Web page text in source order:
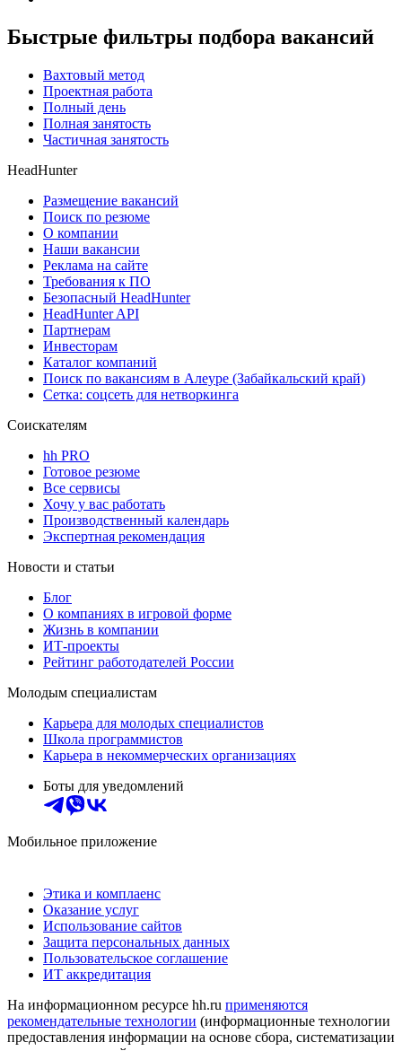
Быстрые фильтры подбора вакансий
Вахтовый метод
Проектная работа
Полный день
Полная занятость
Частичная занятость
HeadHunter
Размещение вакансий
Поиск по резюме
О компании
Наши вакансии
Реклама на сайте
Требования к ПО
Безопасный HeadHunter
HeadHunter API
Партнерам
Инвесторам
Каталог компаний
Поиск по вакансиям в Алеуре (Забайкальский край)
Сетка: соцсеть для нетворкинга
Соискателям
hh PRO
Готовое резюме
Все сервисы
Хочу у вас работать
Производственный календарь
Экспертная рекомендация
Новости и статьи
Блог
О компаниях в игровой форме
Жизнь в компании
ИТ-проекты
Рейтинг работодателей России
Молодым специалистам
Карьера для молодых специалистов
Школа программистов
Карьера в некоммерческих организациях
Боты для уведомлений
Мобильное приложение
Этика и комплаенс
Оказание услуг
Использование сайтов
Защита персональных данных
Пользовательское соглашение
ИТ аккредитация
На информационном ресурсе hh.ru применяются
рекомендательные технологии (информационные технологии
предоставления информации на основе сбора, систематизации